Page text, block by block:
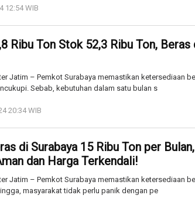
12:54 WIB
Ribu Ton Stok 52,3 Ribu Ton, Beras
Jatim – Pemkot Surabaya memastikan ketersediaan
Sebab, kebutuhan dalam satu bulan s
20:34 WIB
di Surabaya 15 Ribu Ton per
dan Harga Terkendali!
Jatim – Pemkot Surabaya memastikan ketersediaan
masyarakat tidak perlu panik dengan pe